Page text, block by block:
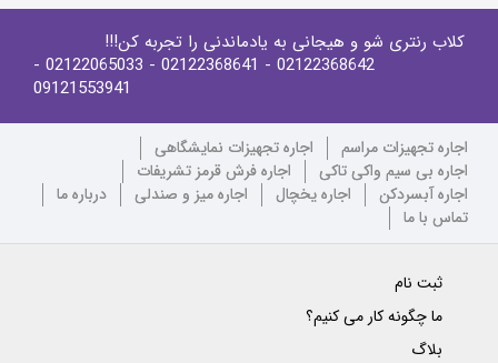
کلاب رنتری شو و هیجانی به یادماندنی را تجربه کن!!!
02122368642
- 02122368641
- 02122065033
-
09121553941
اجاره تجهیزات مراسم
اجاره تجهیزات نمایشگاهی
اجاره بی سیم واکی تاکی
اجاره فرش قرمز تشریفات
اجاره آبسردکن
اجاره یخچال اجاره میز و صندلی
درباره ما
تماس با ما
ثبت نام
ما چگونه کار می کنیم؟
بلاگ